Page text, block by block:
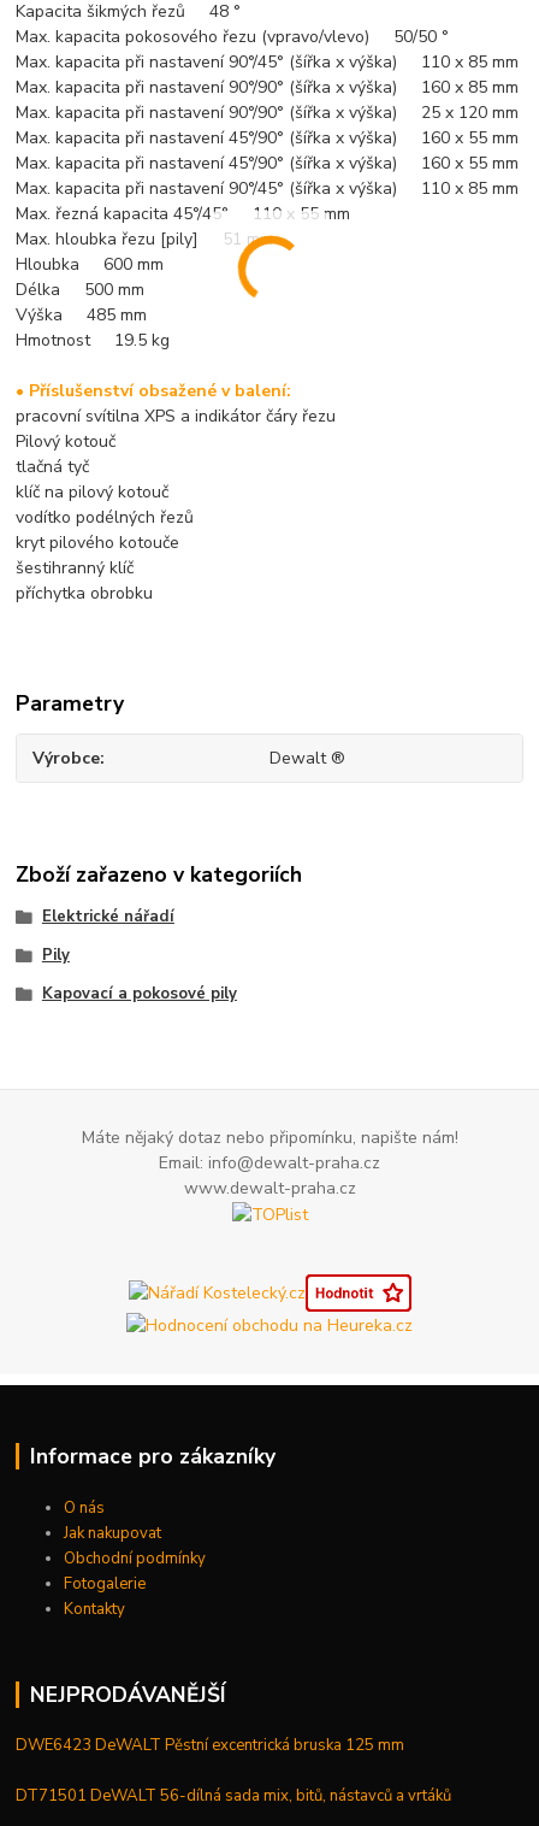
Kapacita šikmých řezů 48 °
Max. kapacita pokosového řezu (vpravo/vlevo) 50/50 °
Max. kapacita při nastavení 90°/45° (šířka x výška) 110 x 85 mm
Max. kapacita při nastavení 90°/90° (šířka x výška) 160 x 85 mm
Max. kapacita při nastavení 90°/90° (šířka x výška) 25 x 120 mm
Max. kapacita při nastavení 45°/90° (šířka x výška) 160 x 55 mm
Max. kapacita při nastavení 45°/90° (šířka x výška) 160 x 55 mm
Max. kapacita při nastavení 90°/45° (šířka x výška) 110 x 85 mm
Max. řezná kapacita 45°/45° 110 x 55 mm
Max. hloubka řezu [pily] 51 mm
Hloubka 600 mm
Délka 500 mm
Výška 485 mm
Hmotnost 19.5 kg
• Příslušenství obsažené v balení:
pracovní svítilna XPS a indikátor čáry řezu
Pilový kotouč
tlačná tyč
klíč na pilový kotouč
vodítko podélných řezů
kryt pilového kotouče
šestihranný klíč
příchytka obrobku
Parametry
Výrobce Dewalt ®
Zboží zařazeno v kategoriích
Elektrické nářadí
Pily
Kapovací a pokosové pily
Máte nějaký dotaz nebo připomínku, napište nám!
Email: info@dewalt-praha.cz
www.dewalt-praha.cz
Informace pro zákazníky
O nás
Jak nakupovat
Obchodní podmínky
Fotogalerie
Kontakty
NEJPRODÁVANĚJŠÍ
DWE6423 DeWALT Pěstní excentrická bruska 125 mm
DT71501 DeWALT 56-dílná sada mix, bitů, nástavců a vrtáků